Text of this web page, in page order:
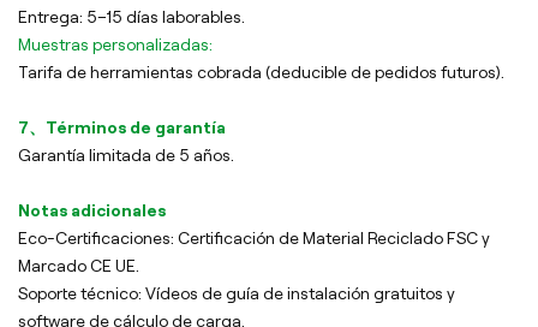
Entrega: 5–15 días laborables.
Muestras personalizadas:
Tarifa de herramientas cobrada (deducible de pedidos futuros).
7、Términos de garantía
Garantía limitada de 5 años.
Notas adicionales
Eco-Certificaciones: Certificación de Material Reciclado FSC y
Marcado CE UE.
Soporte técnico: Vídeos de guía de instalación gratuitos y
software de cálculo de carga.